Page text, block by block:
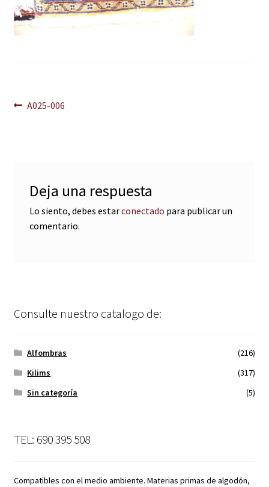
Navegación
Anterior:
A025-006
Deja una respuesta
Lo siento, debes estarconectado para publicar un
comentario.
Consulte nuestro catalogo de:
Alfombras
(216)
Kilims
(317)
Sin categoría
(5)
TEL: 690 395 508
Compatibles con el medio ambiente. Materias primas de algodón,